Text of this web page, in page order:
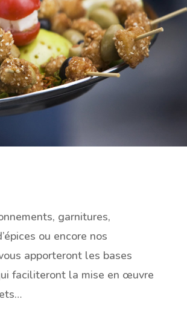
garnitures,
ou encore nos
apporteront les bases
faciliteront la mise en œuvre